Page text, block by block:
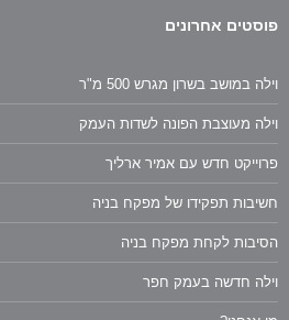
פוסטים אחרונים
וילה במושב בשרון מגרש 500 מ"ר
וילה מעוצבת הפונה לשדות העמק
פרוייקט חדש עם אמיר ארליך
חשיבות תפקידו של מפקח בניה
הסיבות לקחת מפקח בניה
וילה חדשה בעמק חפר